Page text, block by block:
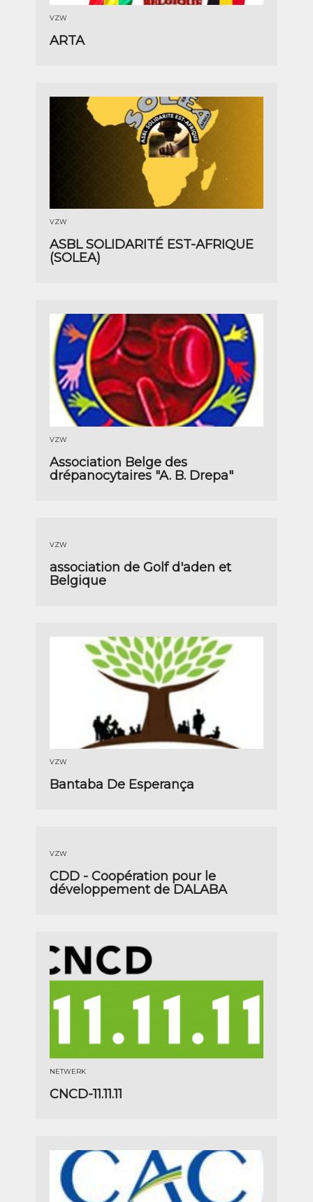
VZW
ARTA
VZW
ASBL SOLIDARITÉ EST-AFRIQUE
(SOLEA)
VZW
Association Belge des
drépanocytaires "A. B. Drepa"
VZW
association de Golf d'aden et
Belgique
VZW
Bantaba De Esperança
VZW
CDD - Coopération pour le
développement de DALABA
NETWERK
CNCD-11.11.11